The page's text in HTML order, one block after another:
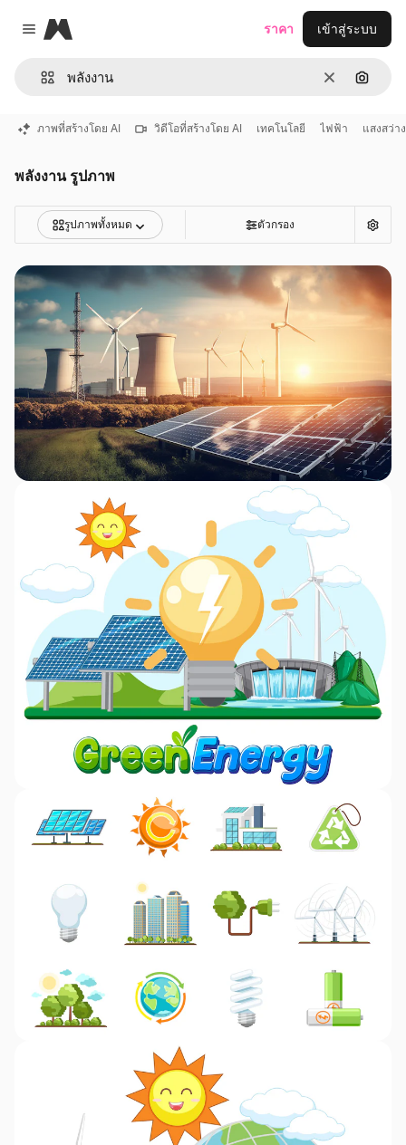
Close menu
Magnific
ชัดเจนค้นหา
ราคา เข้าสู่ระบบ
ภาพที่สร้างโดย AI วิดีโอที่สร้างโดย AI เทคโนโลยี ไฟฟ้า แสงสว่าง
พลังงาน รูปภาพ
รูปภาพทั้งหมด ตัวกรอง